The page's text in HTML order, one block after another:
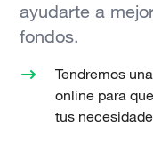
ayudarte a
fondos.
Tendremos
online para
tus